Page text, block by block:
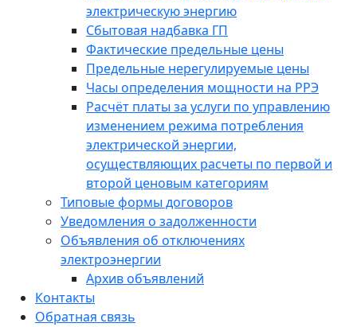
электрическую энергию
Сбытовая надбавка ГП
Фактические предельные цены
Предельные нерегулируемые цены
Часы определения мощности на РРЭ
Расчёт платы за услуги по управлению
изменением режима потребления
электрической энергии,
осуществляющих расчеты по первой и
второй ценовым категориям
Типовые формы договоров
Уведомления о задолженности
Объявления об отключениях
электроэнергии
Архив объявлений
Контакты
Обратная связь